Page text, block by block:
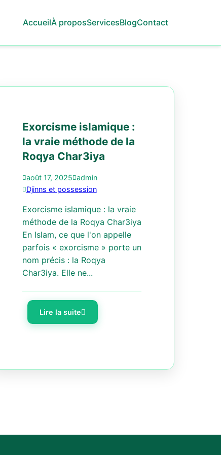
AccueilÀ proposServicesBlogContact
Exorcisme islamique :
la vraie méthode de la
Roqya Char3iya
août 17, 2025 admin
Djinns et possession
Exorcisme islamique : la vraie
méthode de la Roqya Char3iya
En Islam, ce que l'on appelle
parfois « exorcisme » porte un
nom précis : la Roqya
Char3iya. Elle ne...
Lire la suite